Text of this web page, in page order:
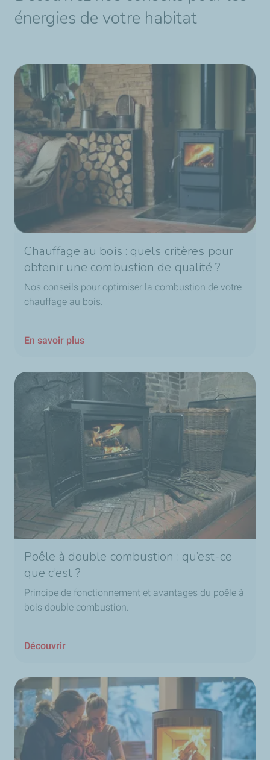
énergies de votre habitat
Chauffage au bois : quels critères pour
obtenir une combustion de qualité ?
Nos conseils pour optimiser la combustion de votre
chauffage au bois.
En savoir plus
Poêle à double combustion : qu’est-ce
que c’est ?
Principe de fonctionnement et avantages du poêle à
bois double combustion.
Découvrir